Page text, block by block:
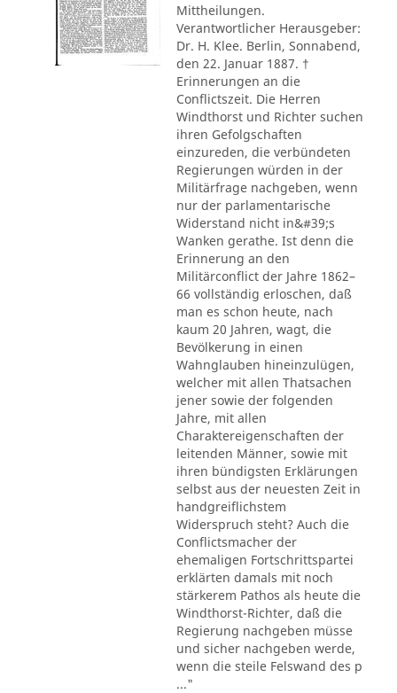
Mittheilungen.
Verantwortlicher Herausgeber:
Dr. H. Klee. Berlin, Sonnabend,
den 22. Januar 1887. †
Erinnerungen an die
Conflictszeit. Die Herren
Windthorst und Richter suchen
ihren Gefolgschaften
einzureden, die verbündeten
Regierungen würden in der
Militärfrage nachgeben, wenn
nur der parlamentarische
Widerstand nicht in&#39;s
Wanken gerathe. Ist denn die
Erinnerung an den
Militärconflict der Jahre 1862–
66 vollständig erloschen, daß
man es schon heute, nach
kaum 20 Jahren, wagt, die
Bevölkerung in einen
Wahnglauben hineinzulügen,
welcher mit allen Thatsachen
jener sowie der folgenden
Jahre, mit allen
Charaktereigenschaften der
leitenden Männer, sowie mit
ihren bündigsten Erklärungen
selbst aus der neuesten Zeit in
handgreiflichstem
Widerspruch steht? Auch die
Conflictsmacher der
ehemaligen Fortschrittspartei
erklärten damals mit noch
stärkerem Pathos als heute die
Windthorst-Richter, daß die
Regierung nachgeben müsse
und sicher nachgeben werde,
wenn die steile Felswand des p
..."